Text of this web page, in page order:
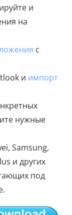
и
на
с
и импорт
нужные
Samsung,
и других
под